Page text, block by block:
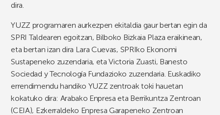
dira.
YUZZ programaren aurkezpen ekitaldia gaur bertan egin da
SPRI Taldearen egoitzan, Bilboko Bizkaia Plaza eraikinean,
eta bertan izan dira Lara Cuevas, SPRIko Ekonomi
Sustapeneko zuzendaria, eta Victoria Zuasti, Banesto
Sociedad y Tecnología Fundazioko zuzendaria. Euskadiko
errendimendu handiko YUZZ zentroak toki hauetan
kokatuko dira: Arabako Enpresa eta Berrikuntza Zentroan
(CEIA), Ezkerraldeko Enpresa Garapeneko Zentroan